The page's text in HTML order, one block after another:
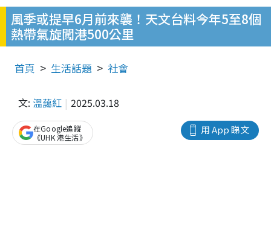
風季或提早6月前來襲！天文台料今年5至8個
熱帶氣旋闖港500公里
首頁 生活話題 社會
文: 溫藹紅 2025.03.18
用 App 睇文
在Google追蹤
《UHK 港生活》